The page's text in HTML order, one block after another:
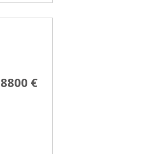
8800 €